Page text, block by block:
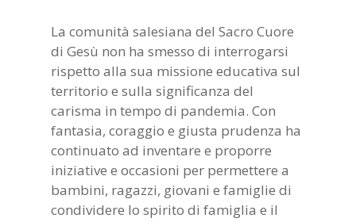
La comunità salesiana del Sacro Cuore
di Gesù non ha smesso di interrogarsi
rispetto alla sua missione educativa sul
territorio e sulla significanza del
carisma in tempo di pandemia. Con
fantasia, coraggio e giusta prudenza ha
continuato ad inventare e proporre
iniziative e occasioni per permettere a
bambini, ragazzi, giovani e famiglie di
condividere lo spirito di famiglia e il